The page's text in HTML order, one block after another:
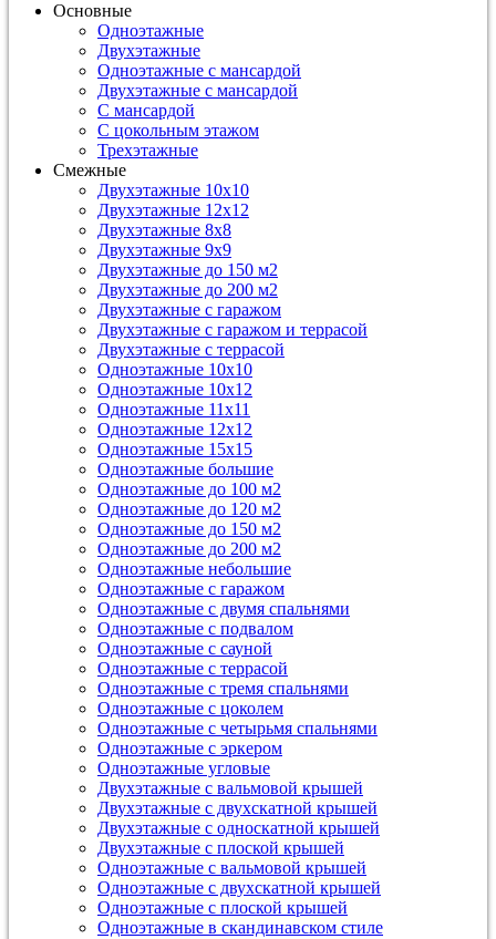
Основные
Одноэтажные
Двухэтажные
Одноэтажные с мансардой
Двухэтажные с мансардой
С мансардой
С цокольным этажом
Трехэтажные
Смежные
Двухэтажные 10х10
Двухэтажные 12х12
Двухэтажные 8х8
Двухэтажные 9х9
Двухэтажные до 150 м2
Двухэтажные до 200 м2
Двухэтажные с гаражом
Двухэтажные с гаражом и террасой
Двухэтажные с террасой
Одноэтажные 10х10
Одноэтажные 10х12
Одноэтажные 11х11
Одноэтажные 12х12
Одноэтажные 15х15
Одноэтажные большие
Одноэтажные до 100 м2
Одноэтажные до 120 м2
Одноэтажные до 150 м2
Одноэтажные до 200 м2
Одноэтажные небольшие
Одноэтажные с гаражом
Одноэтажные с двумя спальнями
Одноэтажные с подвалом
Одноэтажные с сауной
Одноэтажные с террасой
Одноэтажные с тремя спальнями
Одноэтажные с цоколем
Одноэтажные с четырьмя спальнями
Одноэтажные с эркером
Одноэтажные угловые
Двухэтажные с вальмовой крышей
Двухэтажные с двухскатной крышей
Двухэтажные с односкатной крышей
Двухэтажные с плоской крышей
Одноэтажные с вальмовой крышей
Одноэтажные с двухскатной крышей
Одноэтажные с плоской крышей
Одноэтажные в скандинавском стиле